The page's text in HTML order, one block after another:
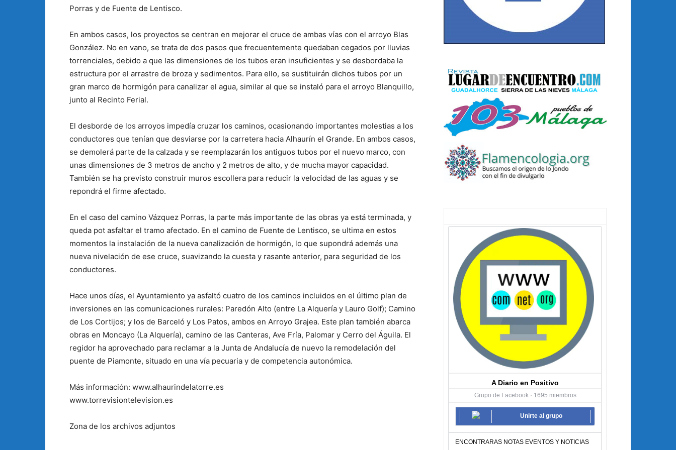
Porras y de Fuente de Lentisco.
En ambos casos, los proyectos se centran en mejorar el cruce de ambas vías con el arroyo Blas
González. No en vano, se trata de dos pasos que frecuentemente quedaban cegados por lluvias
torrenciales, debido a que las dimensiones de los tubos eran insuficientes y se desbordaba la
estructura por el arrastre de broza y sedimentos. Para ello, se sustituirán dichos tubos por un
gran marco de hormigón para canalizar el agua, similar al que se instaló para el arroyo Blanquillo,
junto al Recinto Ferial.
El desborde de los arroyos impedía cruzar los caminos, ocasionando importantes molestias a los
conductores que tenían que desviarse por la carretera hacia Alhaurín el Grande. En ambos casos,
se demolerá parte de la calzada y se reemplazarán los antiguos tubos por el nuevo marco, con
unas dimensiones de 3 metros de ancho y 2 metros de alto, y de mucha mayor capacidad.
También se ha previsto construir muros escollera para reducir la velocidad de las aguas y se
repondrá el firme afectado.
En el caso del camino Vázquez Porras, la parte más importante de las obras ya está terminada, y
queda pot asfaltar el tramo afectado. En el camino de Fuente de Lentisco, se ultima en estos
momentos la instalación de la nueva canalización de hormigón, lo que supondrá además una
nueva nivelación de ese cruce, suavizando la cuesta y rasante anterior, para seguridad de los
conductores.
Hace unos días, el Ayuntamiento ya asfaltó cuatro de los caminos incluidos en el último plan de
inversiones en las comunicaciones rurales: Paredón Alto (entre La Alquería y Lauro Golf); Camino
de Los Cortijos; y los de Barceló y Los Patos, ambos en Arroyo Grajea. Este plan también abarca
obras en Moncayo (La Alquería), camino de las Canteras, Ave Fría, Palomar y Cerro del Águila. El
regidor ha aprovechado para reclamar a la Junta de Andalucía de nuevo la remodelación del
puente de Piamonte, situado en una vía pecuaria y de competencia autonómica.
Más información: www.alhaurindelatorre.es
www.torrevisiontelevision.es
Zona de los archivos adjuntos
A Diario en Positivo
Grupo de Facebook · 1695 miembros
Unirte al grupo
ENCONTRARAS NOTAS EVENTOS Y NOTICIAS